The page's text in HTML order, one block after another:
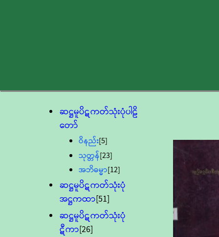
ဆဋ္ဌမူပိဋကတ်သုံးပုံပါဠိ
တော်
ဝိနည်း[5]
သုတ္တန်[23]
အဘိဓမ္မာ[12]
ဆဋ္ဌမူပိဋကတ်သုံးပုံ
အဋ္ဌကထာ[51]
ဆဋ္ဌမူပိဋကတ်သုံးပုံ
ဋီကာ[26]